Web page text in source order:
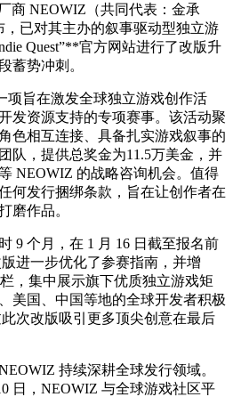
商 NEOWIZ（共同代表：金承
，已对其主办的叙事驱动型独立游
Quest”**官方网站进行了改版升
蓄势冲刺。
项旨在激发全球独立游戏创作活
发资源支持的专项赛事。该活动聚
色相互连接、具备扎实游戏叙事的
队，提供总奖金为11.5万美金，并
NEOWIZ 的战略咨询机会。值得
何发行捆绑条款，旨在让创作者在
磨作品。
9 个月，在 1 月 16 日截至报名前
进一步优化了参赛指南，并增
，集中展示旗下优质独立游戏矩
美国、中国等地的全球开发者积极
次改版吸引更多顶尖创意在最后
持续深耕全球发行领域。
日，NEOWIZ 与全球游戏社区平